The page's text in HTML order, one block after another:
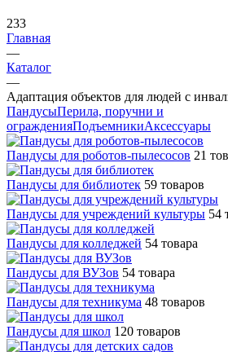
233
Главная
—
Каталог
—
Адаптация объектов для людей с
ПандусыПерила, поручни и
огражденияПодъемникиАксессуары
Пандусы для роботов-пылесосов 21
Пандусы для библиотек 59 товаров
Пандусы для учреждений культуры 54
Пандусы для колледжей 54 товара
Пандусы для ВУЗов 54 товара
Пандусы для техникума 48 товаров
Пандусы для школ 120 товаров